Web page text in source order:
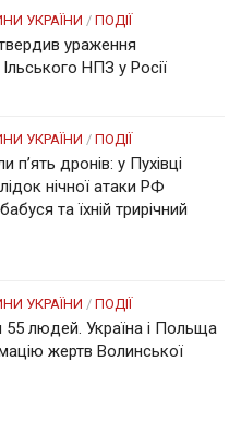
УКРАЇНИ / ПОДІЇ
ураження
НПЗ у Росії
УКРАЇНИ / ПОДІЇ
п’ять дронів: у Пухівці
нічної атаки РФ
та їхній трирічний
УКРАЇНИ / ПОДІЇ
людей. Україна і Польща
жертв Волинської